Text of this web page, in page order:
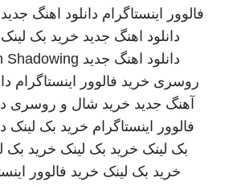
فالوور اینستاگرام دانلود اهنگ جدید
دانلود اهنگ جدید خرید بک لینک
دانلود اهنگ جدید Shadowing
روسری خرید فالوور اینستاگرام
آهنگ جدید خرید شال و روسری
فالوور اینستاگرام خرید بک لینک
بک لینک خرید بک لینک خرید بک
خرید بک لینک خرید فالوور